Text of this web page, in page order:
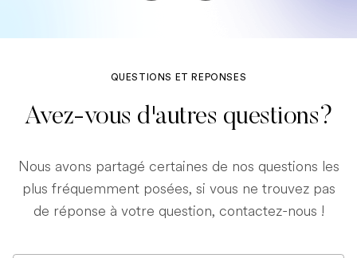
QUESTIONS ET REPONSES
Avez-vous d'autres questions?
Nous avons partagé certaines de nos questions les
plus fréquemment posées, si vous ne trouvez pas
de réponse à votre question, contactez-nous !